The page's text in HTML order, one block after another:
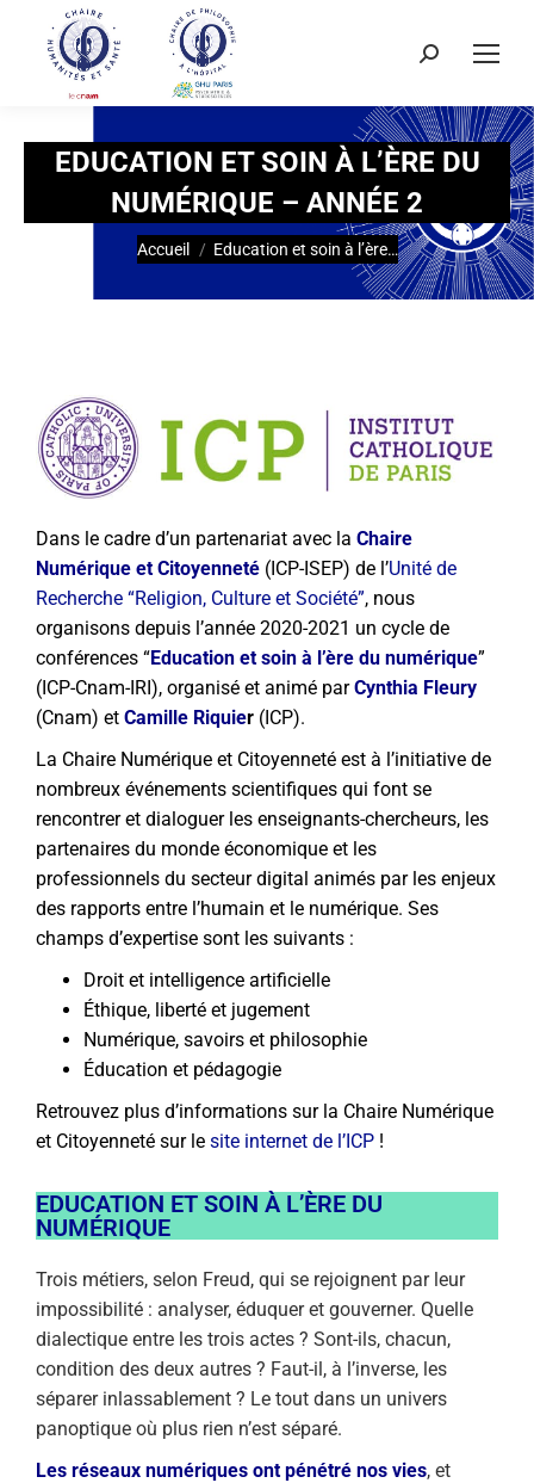
EDUCATION ET SOIN À L’ÈRE DU
NUMÉRIQUE – ANNÉE 2
Vous êtes ici :
Accueil Education et soin à l’ère…
Dans le cadre d’un partenariat avec la Chaire
Numérique et Citoyenneté (ICP-ISEP) de l’Unité de
Recherche “Religion, Culture et Société”, nous
organisons depuis l’année 2020-2021 un cycle de
conférences “Education et soin à l’ère du numérique”
(ICP-Cnam-IRI), organisé et animé parCynthia Fleury
(Cnam) et Camille Riquier (ICP).
La Chaire Numérique et Citoyenneté est à l’initiative de
nombreux événements scientifiques qui font se
rencontrer et dialoguer les enseignants-chercheurs, les
partenaires du monde économique et les
professionnels du secteur digital animés par les enjeux
des rapports entre l’humain et le numérique. Ses
champs d’expertise sont les suivants :
Droit et intelligence artificielle
Éthique, liberté et jugement
Numérique, savoirs et philosophie
Éducation et pédagogie
Retrouvez plus d’informations sur la Chaire Numérique
et Citoyenneté sur le site internet de l’ICP !
EDUCATION ET SOIN À L’ÈRE DU
NUMÉRIQUE
Trois métiers, selon Freud, qui se rejoignent par leur
impossibilité : analyser, éduquer et gouverner. Quelle
dialectique entre les trois actes ? Sont-ils, chacun,
condition des deux autres ? Faut-il, à l’inverse, les
séparer inlassablement ? Le tout dans un univers
panoptique où plus rien n’est séparé.
Les réseaux numériques ont pénétré nos vies, et